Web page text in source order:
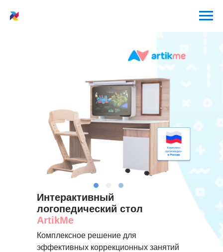
Интерактивный
логопедический стол
ArtikMe
Комплексное решение для
эффективных коррекционных занятий